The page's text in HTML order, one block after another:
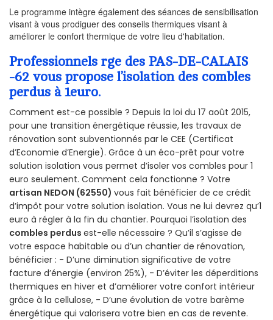
Le programme intègre également des séances de sensibilisation
visant à vous prodiguer des conseils thermiques visant à
améliorer le confort thermique de votre lieu d'habitation.
Professionnels rge des PAS-DE-CALAIS
-62 vous propose l’isolation des combles
perdus à 1euro.
Comment est-ce possible ? Depuis la loi du 17 août 2015,
pour une transition énergétique réussie, les travaux de
rénovation sont subventionnés par le CEE (Certificat
d’Economie d’Energie). Grâce à un éco-prêt pour votre
solution isolation vous permet d’isoler vos combles pour 1
euro seulement. Comment cela fonctionne ? Votre
artisan NEDON (62550) vous fait bénéficier de ce crédit
d’impôt pour votre solution isolation. Vous ne lui devrez qu’1
euro à régler à la fin du chantier. Pourquoi l’isolation des
combles perdus est-elle nécessaire ? Qu’il s’agisse de
votre espace habitable ou d’un chantier de rénovation,
bénéficier : - D’une diminution significative de votre
facture d’énergie (environ 25%), - D’éviter les déperditions
thermiques en hiver et d’améliorer votre confort intérieur
grâce à la cellulose, - D’une évolution de votre barème
énergétique qui valorisera votre bien en cas de revente.